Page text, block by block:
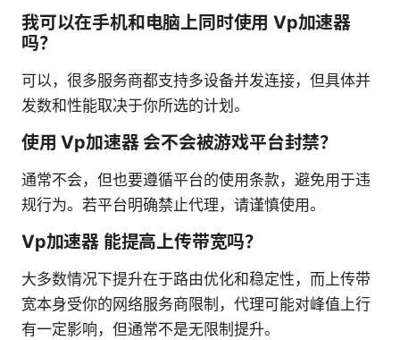
我可以在手机和电脑上同时使用 Vp加速器
吗？
可以，很多服务商都支持多设备并发连接，但具体并
发数和性能取决于你所选的计划。
使用 Vp加速器 会不会被游戏平台封禁？
通常不会，但也要遵循平台的使用条款，避免用于违
规行为。若平台明确禁止代理，请谨慎使用。
Vp加速器 能提高上传带宽吗？
大多数情况下提升在于路由优化和稳定性，而上传带
宽本身受你的网络服务商限制，代理可能对峰值上行
有一定影响，但通常不是无限制提升。